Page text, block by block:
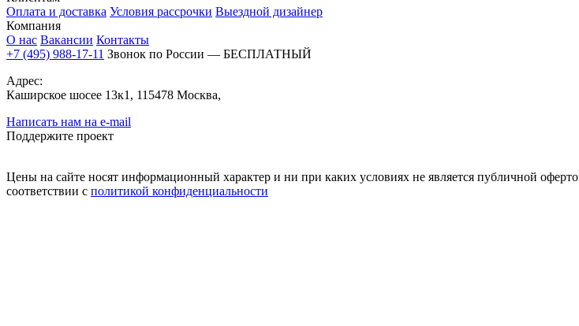
Оплата и доставка Условия рассрочки Выездной дизайнер
Компания
О нас Вакансии Контакты
+7 (495) 988-17-11 Звонок по России — БЕСПЛАТНЫЙ
Адрес:
Каширское шосее 13к1, 115478 Москва,
Написать нам на e-mail
Поддержите проект
Цены на сайте носят информационный характер и ни при каких условиях не является публичной
соответствии с политикой конфиденциальности